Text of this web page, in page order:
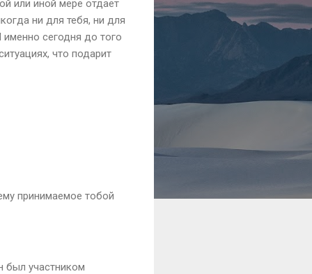
или иной мере отдает
ни для тебя, ни для
сегодня до того
что подарит
принимаемое тобой
был участником